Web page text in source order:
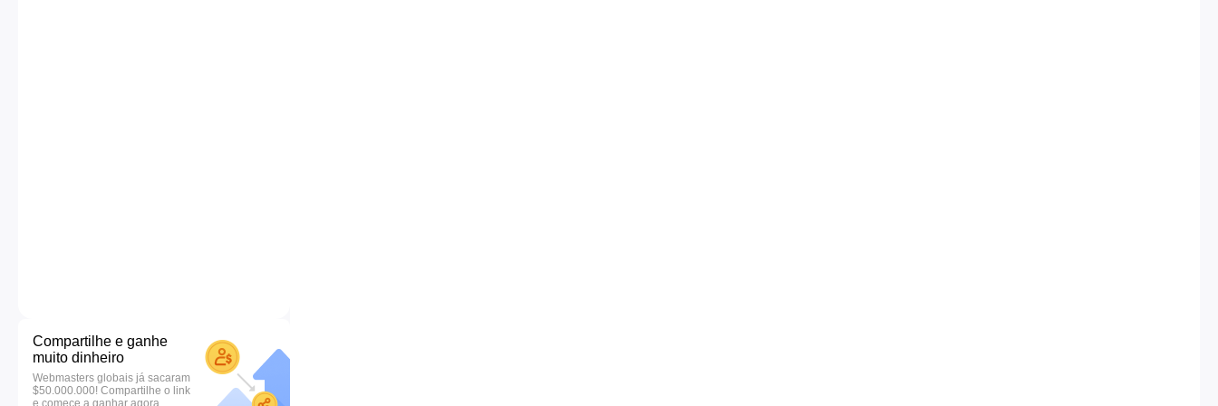
Compartilhe e ganhe
muito dinheiro
Webmasters globais já sacaram
$50.000.000! Compartilhe o link
e comece a ganhar agora.